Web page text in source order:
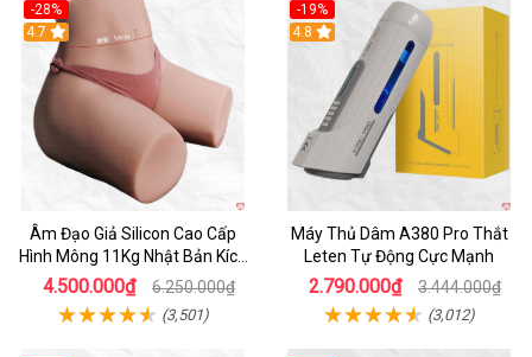
-28%
4.7
Âm Đạo Giả Silicon Cao Cấp
Hình Mông 11Kg Nhật Bản Kích
Thước Như Thật
4.500.000₫ 6.250.000₫
(3,501)
-19%
Hot
4.8
Máy Thủ Dâm A380 Pro Thắt
Leten Tự Động Cực Mạnh
2.790.000₫ 3.444.000₫
(3,012)